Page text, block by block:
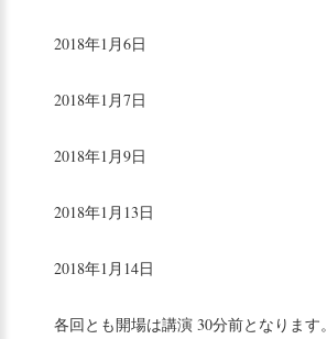
2018年1月6日
2018年1月7日
2018年1月9日
2018年1月13日
2018年1月14日
各回とも開場は講演 30分前となります。